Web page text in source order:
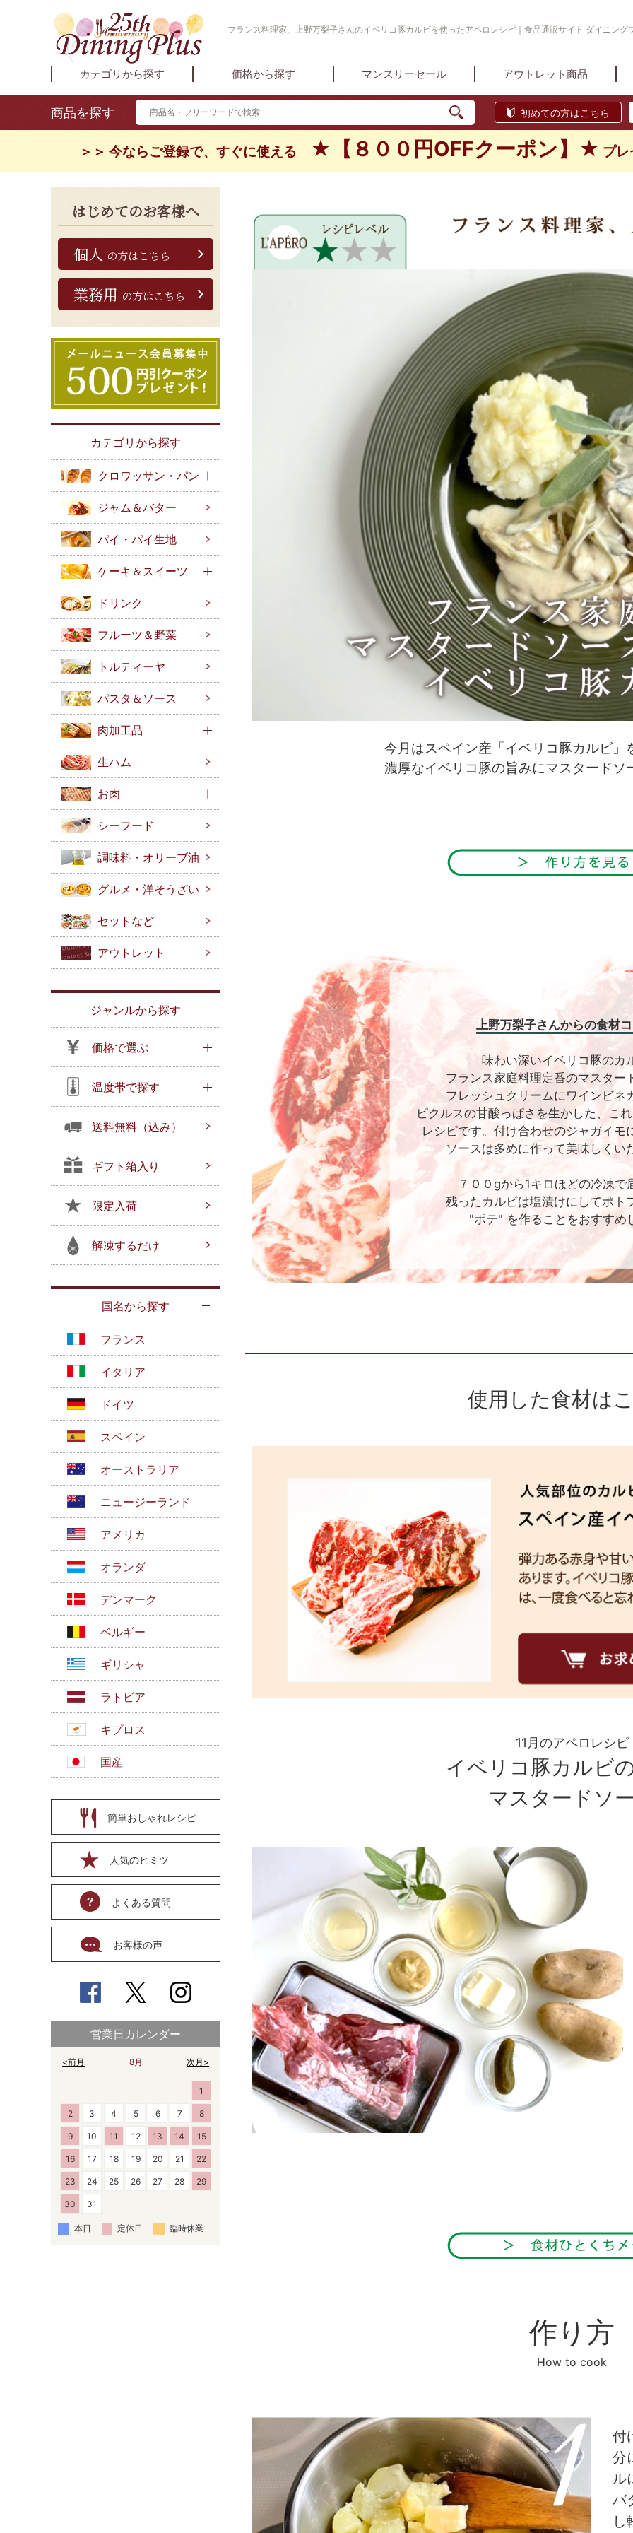
フランス料理家、上野万梨子さんのイベリコ豚カルビを使ったアペロレシピ｜食品通販サイト ダイニング
カテゴリから探す 価格から探す マンスリーセール アウトレット商品
商品を探す 初めての方はこちら
＞＞ 今ならご登録で、すぐに使える ★【８００円OFFクーポン】★ プ
はじめてのお客様へ
個人 の方はこちら
業務用 の方はこちら
カテゴリから探す
クロワッサン・パン
ジャム＆バター
パイ・パイ生地
ケーキ＆スイーツ
ドリンク
フルーツ＆野菜
トルティーヤ
パスタ＆ソース
肉加工品
生ハム
お肉
シーフード
調味料・オリーブ油
グルメ・洋そうざい
セットなど
アウトレット
ジャンルから探す
価格で選ぶ
温度帯で探す
送料無料（込み）
ギフト箱入り
限定入荷
解凍するだけ
国名から探す
フランス
イタリア
ドイツ
スペイン
オーストラリア
ニュージーランド
アメリカ
オランダ
デンマーク
ベルギー
ギリシャ
ラトビア
キプロス
国産
簡単おしゃれレシピ
人気のヒミツ
よくある質問
お客様の声
営業日カレンダー
8月
<前月 次月>
1
2 3 4 5 6 7 8
9 10 11 12 13 14 15
16 17 18 19 20 21 22
23 24 25 26 27 28 29
30 31
本日 定休日 臨時休業
今月はスペイン産「イベリコ豚カルビ」
濃厚なイベリコ豚の旨みにマスタードソ
上野万梨子さんからの食材
味わい深いイベリコ豚のカ
フランス家庭料理定番のマスター
フレッシュクリームにワインビネ
ピクルスの甘酸っぱさを生かした、こ
レシピです。付け合わせのジャガイモ
ソースは多めに作って美味しくい
７００gから1キロほどの冷凍で
残ったカルビは塩漬けにしてポト
"ポテ" を作ることをおすすめ
使用した食材は
11月のアペロレシピ
イベリコ豚カルビ
マスタードソ
作り方
How to cook
付
分
ル
バ
し